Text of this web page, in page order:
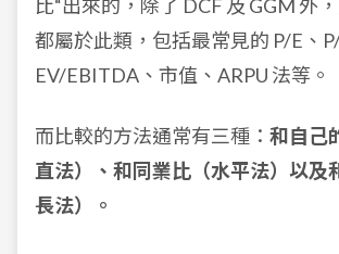
比“出來的，除了 DCF 及 GGM 外
都屬於此類，包括最常見的 P/E、
EV/EBITDA、市值、ARPU 法等。
而比較的方法通常有三種： 和自己
直法）、和同業比（水平法）以及
長法）。